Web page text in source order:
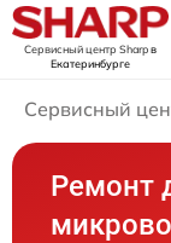
Сервисный центр Sharpв
Екатеринбурге
Сервисный
Ремонт